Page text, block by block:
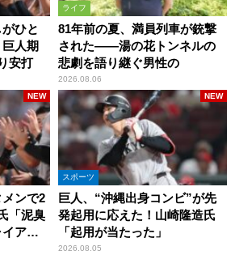
ひと
人期
安打
ライフ
81年前の夏、満員列車が銃撃
された――湯の花トンネルの
悲劇を語り継ぐ男性の
2026.08.06
ンで2
「泥臭
アン
NEW
スポーツ
巨人、“沖縄出身コンビ”が先
発起用に応えた！山崎隆造氏
「起用が当たった」
2026.08.05
NEW